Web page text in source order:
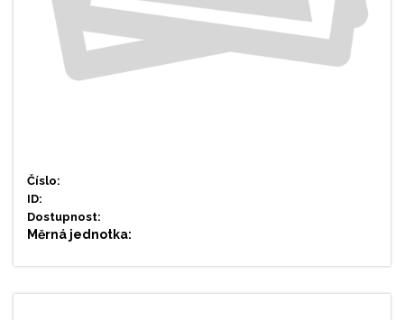
Číslo:
ID:
Dostupnost:
Měrná jednotka: